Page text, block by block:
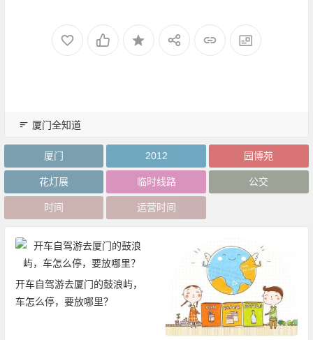
厦门全知道
厦门 2012 园博苑
花灯展 临时线路 公交
时间 运营时间
开车自驾游去厦门的鼓浪屿，
车怎么停，要放哪里？